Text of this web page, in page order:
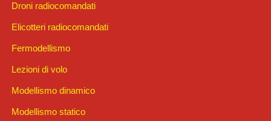
Droni radiocomandati
Elicotteri radiocomandati
Fermodellismo
Lezioni di volo
Modellismo dinamico
Modellismo statico